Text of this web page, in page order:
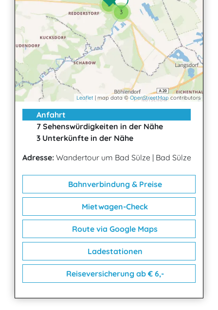
3
3
Leaflet | map data © OpenStreetMapcontributors
Anfahrt
7 Sehenswürdigkeiten in der Nähe
3 Unterkünfte in der Nähe
Adresse: Wandertour um Bad Sülze | Bad Sülze
Bahnverbindung & Preise
Mietwagen-Check
Route via Google Maps
Ladestationen
Reiseversicherung ab € 6,-